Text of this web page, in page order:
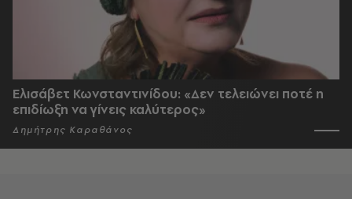
Ελισάβετ Κωνσταντινίδου: «Δεν τελειώνει ποτέ η
επιδίωξη να γίνεις καλύτερος»
Δημήτρης Καραθάνος